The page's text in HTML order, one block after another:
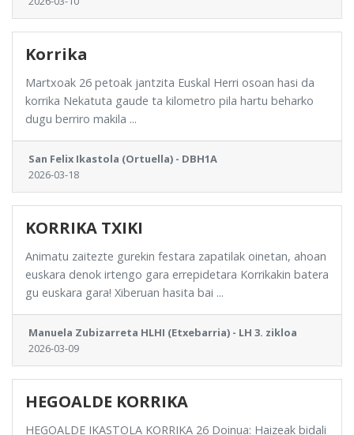
Korrika
Martxoak 26 petoak jantzita Euskal Herri osoan hasi da
korrika Nekatuta gaude ta kilometro pila hartu beharko
dugu berriro makila ...
San Felix Ikastola (Ortuella) - DBH1A
2026-03-18
KORRIKA TXIKI
Animatu zaitezte gurekin festara zapatilak oinetan, ahoan
euskara denok irtengo gara errepidetara Korrikakin batera
gu euskara gara! Xiberuan hasita bai ...
Manuela Zubizarreta HLHI (Etxebarria) - LH 3. zikloa
2026-03-09
HEGOALDE KORRIKA
HEGOALDE IKASTOLA KORRIKA 26 Doinua: Haizeak bidali